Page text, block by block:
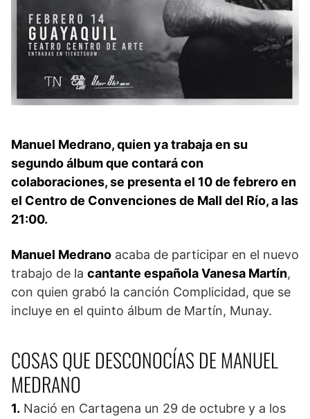
Manuel Medrano, quien ya trabaja en su
segundo álbum que contará con
colaboraciones, se presenta el 10 de febrero en
el Centro de Convenciones de Mall del Río, a las
21:00.
Manuel Medrano acaba de participar en el nuevo
trabajo de la cantante española Vanesa Martín,
con quien grabó la canción Complicidad, que se
incluye en el quinto álbum de Martín, Munay.
COSAS QUE DESCONOCÍAS DE MANUEL
MEDRANO
1. Nació en Cartagena un 29 de octubre y a los